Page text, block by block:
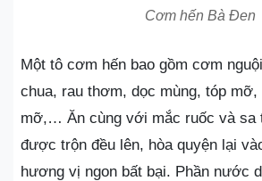
Cơm hến Bà Đen
Một tô cơm hến bao gồm cơm
chua, rau thơm, dọc mùng, tóp mỡ,
mỡ,… Ăn cùng với mắc ruốc và sa
được trộn đều lên, hòa quyện lại
hương vị ngon bất bại. Phần nước